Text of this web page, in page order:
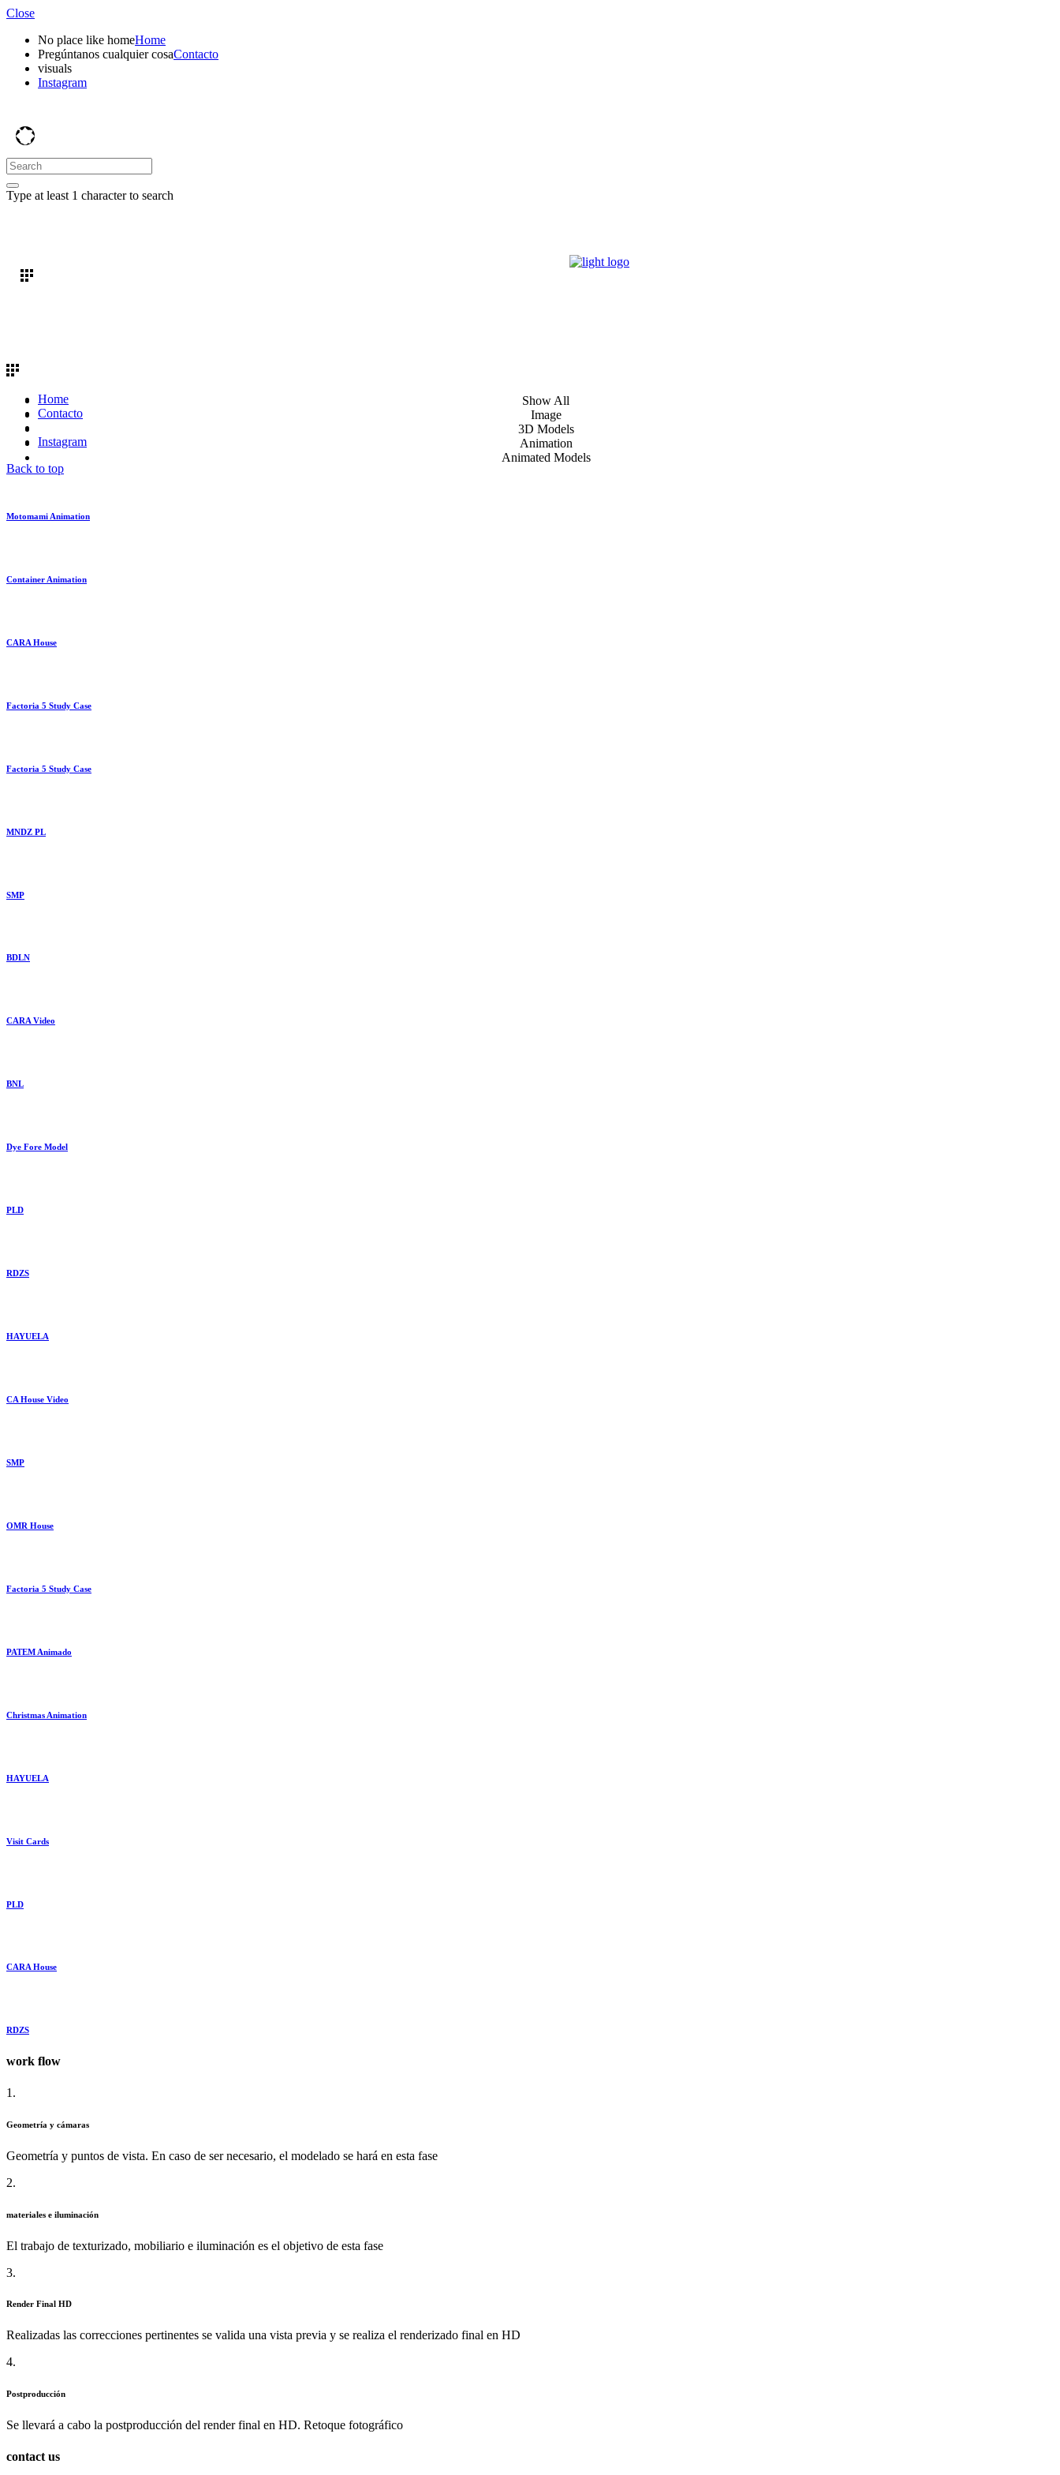
Close
No place like homeHome
Pregúntanos cualquier cosaContacto
visuals
Instagram
Type at least 1 character to search
Home
Contacto
Instagram
Back to top
Show All
Image
3D Models
Animation
Animated Models
Motomami Animation
Container Animation
CARA House
Factoria 5 Study Case
Factoria 5 Study Case
MNDZ PL
SMP
BDLN
CARA Video
BNL
Dye Fore Model
PLD
RDZS
HAYUELA
CA House Video
SMP
OMR House
Factoria 5 Study Case
PATEM Animado
Christmas Animation
HAYUELA
Visit Cards
PLD
CARA House
RDZS
work flow
1.
Geometría y cámaras
Geometría y puntos de vista. En caso de ser necesario, el modelado se hará en esta fase
2.
materiales e iluminación
El trabajo de texturizado, mobiliario e iluminación es el objetivo de esta fase
3.
Render Final HD
Realizadas las correcciones pertinentes se valida una vista previa y se realiza el renderizado final en HD
4.
Postproducción
Se llevará a cabo la postproducción del render final en HD. Retoque fotográfico
contact us